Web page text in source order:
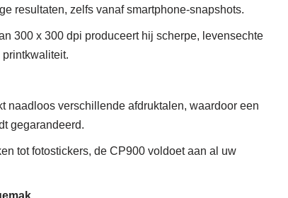
resultaten, zelfs vanaf smartphone-snapshots.
300 x 300 dpi produceert hij scherpe, levensechte
naadloos verschillende afdruktalen, waardoor een
gegarandeerd.
tot fotostickers, de CP900 voldoet aan al uw